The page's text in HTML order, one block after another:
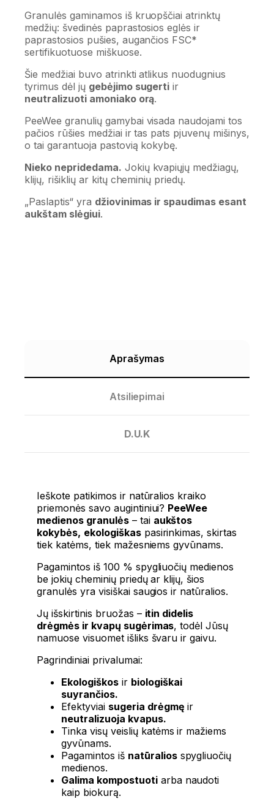
Granulės gaminamos iš kruopščiai atrinktų
medžių: švedinės paprastosios eglės ir
paprastosios pušies, augančios FSC*
sertifikuotuose miškuose.
Šie medžiai buvo atrinkti atlikus nuodugnius
tyrimus dėl jų gebėjimo sugerti ir
neutralizuoti amoniako orą.
PeeWee granulių gamybai visada naudojami tos
pačios rūšies medžiai ir tas pats pjuvenų mišinys,
o tai garantuoja pastovią kokybę.
Nieko nepridedama. Jokių kvapiųjų medžiagų,
klijų, rišiklių ar kitų cheminių priedų.
„Paslaptis“ yra džiovinimas ir spaudimas esant
aukštam slėgiui.
Aprašymas
Atsiliepimai
D.U.K
Ieškote patikimos ir natūralios kraiko
priemonės savo augintiniui? PeeWee
medienos granulės– tai aukštos
kokybės, ekologiškaspasirinkimas, skirtas
tiek katėms, tiek mažesniems gyvūnams.
Pagamintos iš 100 % spygliuočių medienos
be jokių cheminių priedų ar klijų, šios
granulės yra visiškai saugios ir natūralios.
Jų išskirtinis bruožas – itin didelis
drėgmės ir kvapų sugėrimas, todėl Jūsų
namuose visuomet išliks švaru ir gaivu.
Pagrindiniai privalumai:
Ekologiškosir biologiškai
suyrančios.
Efektyviai sugeria drėgmę ir
neutralizuoja kvapus.
Tinka visų veislių katėms ir mažiems
gyvūnams.
Pagamintos iš natūraliosspygliuočių
medienos.
Galima kompostuotiarba naudoti
kaip biokurą.